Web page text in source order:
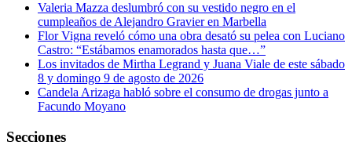
Valeria Mazza deslumbró con su vestido negro en el
cumpleaños de Alejandro Gravier en Marbella
Flor Vigna reveló cómo una obra desató su pelea con Luciano
Castro: “Estábamos enamorados hasta que…”
Los invitados de Mirtha Legrand y Juana Viale de este sábado
8 y domingo 9 de agosto de 2026
Candela Arizaga habló sobre el consumo de drogas junto a
Facundo Moyano
Secciones